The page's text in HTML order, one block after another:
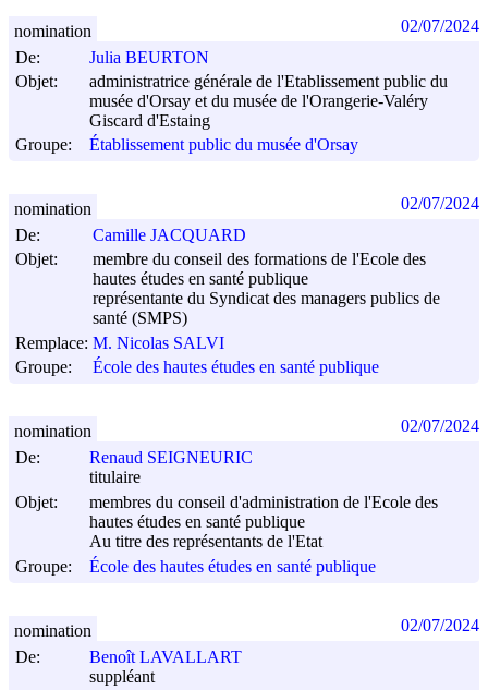
De:
Julia BEURTON
Objet:
administratrice générale de l'Etablissement public du
musée d'Orsay et du musée de l'Orangerie-Valéry
Giscard d'Estaing
Groupe:
Établissement public du musée d'Orsay
nomination 02/07/2024
De:
Camille JACQUARD
Objet:
membre du conseil des formations de l'Ecole des
hautes études en santé publique
représentante du Syndicat des managers publics de
santé (SMPS)
Remplace: M. Nicolas SALVI
Groupe:
École des hautes études en santé publique
nomination 02/07/2024
De:
Renaud SEIGNEURIC
titulaire
Objet:
membres du conseil d'administration de l'Ecole des
hautes études en santé publique
Au titre des représentants de l'Etat
Groupe:
École des hautes études en santé publique
nomination 02/07/2024
De:
Benoît LAVALLART
suppléant
nomination 02/07/2024